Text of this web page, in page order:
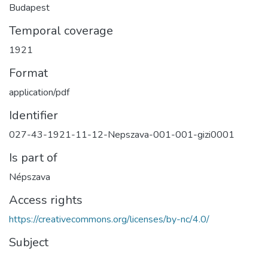
Budapest
Temporal coverage
1921
Format
application/pdf
Identifier
027-43-1921-11-12-Nepszava-001-001-gizi0001
Is part of
Népszava
Access rights
https://creativecommons.org/licenses/by-nc/4.0/
Subject